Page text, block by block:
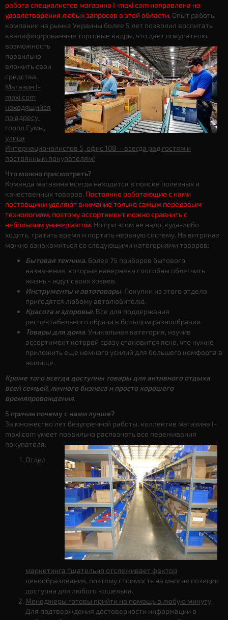
работа специалистов магазина I-maxi.com направлена на
удовлетворения любых запросов в этой области. Опыт работы
компании на рынке Украины более 5 лет позволил воспитать
квалифицированные торговые кадры, что дает покупателю
возможность
правильно
вложить свои
средства.
Магазин I-
maxi.com
находящийся
по адресу:
город Сумы,
улица
Интернационалистов 5, офис 108 - всегда рад гостям и
постоянным покупателям!
Что можно присмотреть?
Команда магазина всегда находится в поиске полезных и
качественных товаров. Постоянно работающие с нами
поставщики уделяют внимание только самым передовым
технологиям, поэтому ассортимент можно сравнить с
небольшим универмагом. Но при этом не надо, куда-либо
ходить, тратить время и портить нервную систему. На витринах
можно ознакомиться со следующими категориями товаров:
Бытовая техника. Более 75 приборов бытового
назначения, которые наверняка способны облегчить
жизнь - ждут своих хозяев.
Инструменты и автотовары. Покупки из этого отдела
пригодятся любому автолюбителю.
Красота и здоровье. Все для поддержания
респектабельного образа в большом разнообразии.
Товары для дома. Уникальная категория, изучив
ассортимент которой сразу становится ясно, что нужно
приложить еще немного усилий для большего комфорта в
жилище.
Кроме того всегда доступны товары для активного отдыха
всей семьей, личного бизнеса и просто хорошего
времяпровождения.
5 причин почему с нами лучше?
За множество лет безупречной работы, коллектив магазина I-
maxi.com умеет правильно распознать все переживания
покупателя.
Отдел
маркетинга тщательно отслеживает фактор
ценообразования, поэтому стоимость на многие позиции
доступна для любого кошелька.
Менеджеры готовы прийти на помощь в любую минуту.
Для подтверждения достоверности информации о